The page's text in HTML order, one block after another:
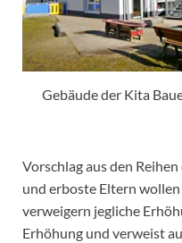
Gebäude der Kita
Vorschlag aus den
und erboste Eltern
verweigern jegliche
Erhöhung und verweist